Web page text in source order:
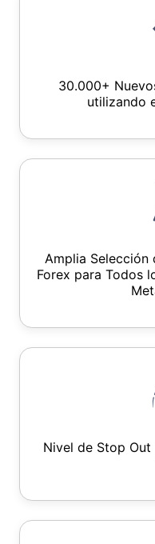
30.000+
utilizando
Amplia Selección
Forex para Todos
Nivel de Stop Out